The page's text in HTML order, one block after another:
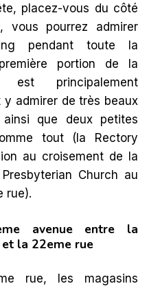
placez-vous du côté
vous pourrez admirer
pendant toute la
portion de la
est principalement
y admirer de très beaux
ainsi que deux petites
tout (la Rectory
au croisement de la
Church au
rue).
avenue entre la
la 22eme rue
rue, les magasins